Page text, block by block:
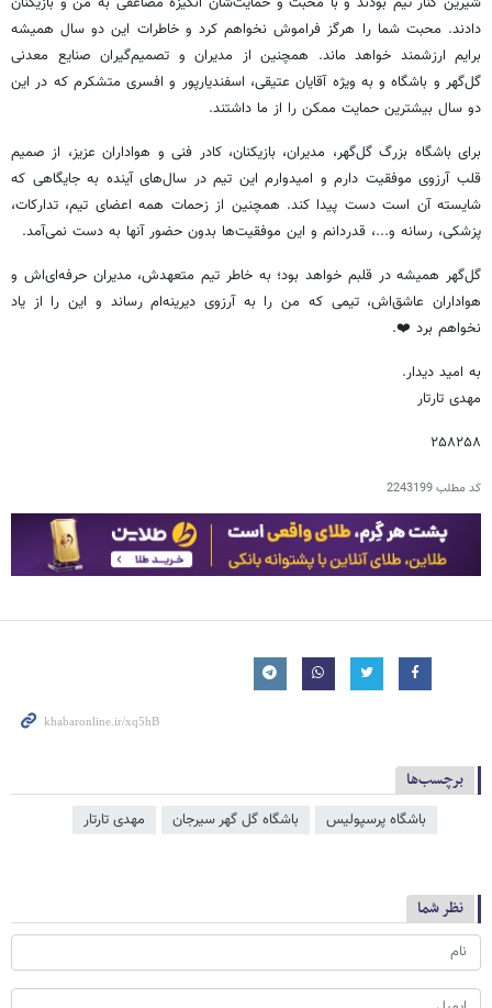
دادند. محبت شما را هرگز فراموش نخواهم کرد و خاطرات این دو سال همیشه
برایم ارزشمند خواهد ماند. همچنین از مدیران و تصمیم‌گیران صنایع معدنی
گل‌گهر و باشگاه و به ویژه آقایان عتیقی، اسفندیارپور و افسری متشکرم که در این
دو سال بیشترین حمایت ممکن را از ما داشتند.
برای باشگاه بزرگ گل‌گهر، مدیران، بازیکنان، کادر فنی و هواداران عزیز، از صمیم
قلب آرزوی موفقیت دارم و امیدوارم این تیم در سال‌های آینده به جایگاهی که
شایسته آن است دست پیدا کند. همچنین از زحمات همه اعضای تیم، تدارکات،
پزشکی، رسانه و...، قدردانم و این موفقیت‌ها بدون حضور آنها به دست نمی‌آمد.
گل‌گهر همیشه در قلبم خواهد بود؛ به خاطر تیم متعهدش، مدیران حرفه‌ای‌اش و
هواداران عاشق‌اش، تیمی که من را به آرزوی دیرینه‌ام رساند و این را از یاد
نخواهم برد ❤️.
به امید دیدار.
مهدی تارتار
۲۵۸۲۵۸
کد مطلب2243199
برچسب‌ها
باشگاه پرسپولیس باشگاه گل گهر سیرجان مهدی تارتار
نظر شما